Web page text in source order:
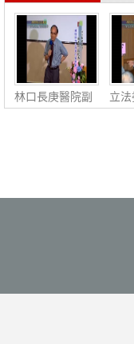
林口長庚醫院副
院長張慧朗：泌
立
財